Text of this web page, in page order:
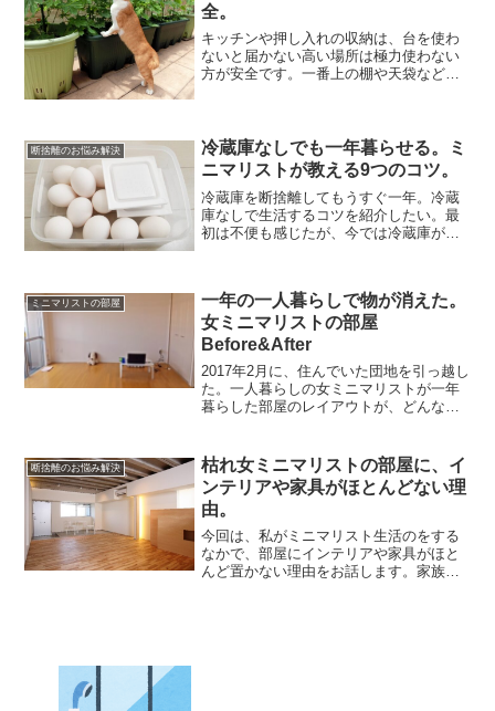
全。
キッチンや押し入れの収納は、台を使わ
ないと届かない高い場所は極力使わない
方が安全です。一番上の棚や天袋など、
無いようなものとなってし...
断捨離のお悩み解決
冷蔵庫なしでも一年暮らせる。ミ
ニマリストが教える9つのコツ。
冷蔵庫を断捨離してもうすぐ一年。冷蔵
庫なしで生活するコツを紹介したい。最
初は不便も感じたが、今では冷蔵庫が無
リストの暮らしぶりをご覧...
ミニマリストの部屋
一年の一人暮らしで物が消えた。
女ミニマリストの部屋
Before&After
2017年2月に、住んでいた団地を引っ越し
た。一人暮らしの女ミニマリストが一年
暮らした部屋のレイアウトが、どんな感
問客には「すごいスッキリしてる！」と
驚かれたものだ。ミ...
断捨離のお悩み解決
枯れ女ミニマリストの部屋に、イ
ンテリアや家具がほとんどない理
由。
今回は、私がミニマリスト生活のをする
なかで、部屋にインテリアや家具がほと
んど置かない理由をお話します。家族の